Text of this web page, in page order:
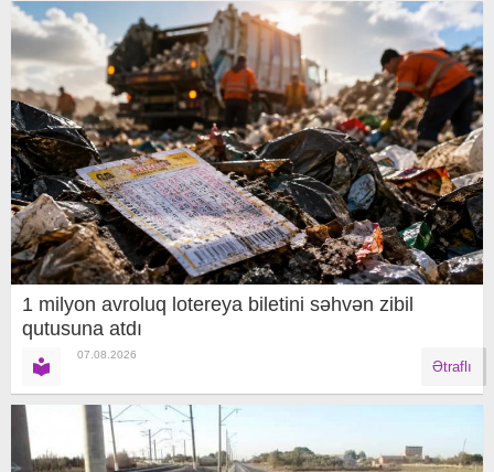
1 milyon avroluq lotereya biletini səhvən zibil
qutusuna atdı
07.08.2026
Ətraflı